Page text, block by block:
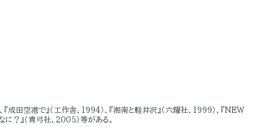
空港で』（工作舎、1994）、『湘南と軽井沢』（六耀社、1999）、『NEW
？』（青弓社、2005）等がある。